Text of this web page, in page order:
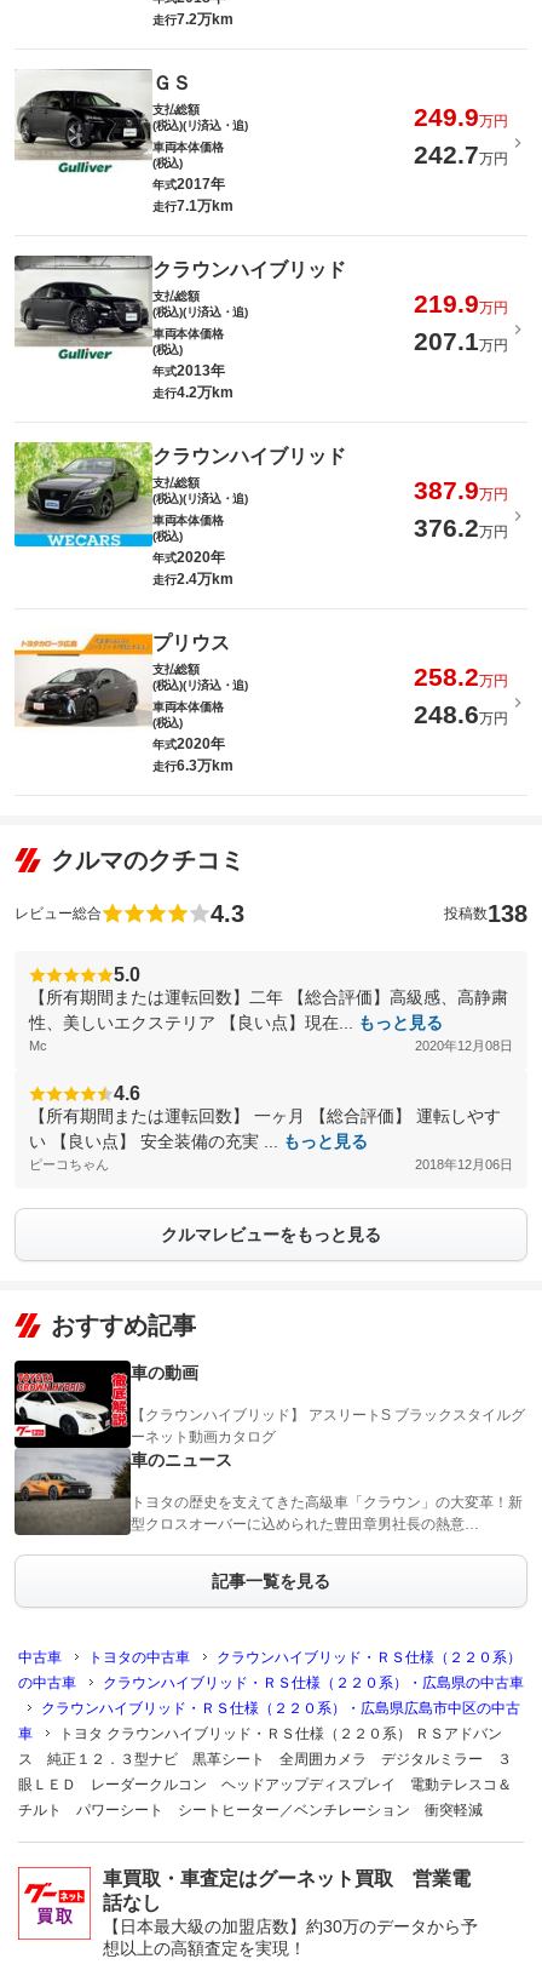
走行7.2万km
ＧＳ
支払総額
(税込)(リ済込・追)
249.9万円
車両本体価格
(税込)
242.7万円
年式2017年
走行7.1万km
クラウンハイブリッド
支払総額
(税込)(リ済込・追)
219.9万円
車両本体価格
(税込)
207.1万円
年式2013年
走行4.2万km
クラウンハイブリッド
支払総額
(税込)(リ済込・追)
387.9万円
車両本体価格
(税込)
376.2万円
年式2020年
走行2.4万km
プリウス
支払総額
(税込)(リ済込・追)
258.2万円
車両本体価格
(税込)
248.6万円
年式2020年
走行6.3万km
クルマのクチコミ
レビュー総合 4.3 投稿数138
5.0
【所有期間または運転回数】二年 【総合評価】高級感、高静粛
性、美しいエクステリア 【良い点】現在...
もっと見る
Mc 2020年12月08日
4.6
【所有期間または運転回数】 一ヶ月 【総合評価】 運転しやす
い 【良い点】 安全装備の充実 ...
もっと見る
ピーコちゃん 2018年12月06日
クルマレビューをもっと見る
おすすめ記事
車の動画
【クラウンハイブリッド】 アスリートS ブラックスタイルグ
ーネット動画カタログ
車のニュース
トヨタの歴史を支えてきた高級車「クラウン」の大変革！新
型クロスオーバーに込められた豊田章男社長の熱意…
記事一覧を見る
中古車 トヨタの中古車
クラウンハイブリッド・ＲＳ仕様（２２０系）
の中古車
クラウンハイブリッド・ＲＳ仕様（２２０系）・広島県の中古車
クラウンハイブリッド・ＲＳ仕様（２２０系）・広島県広島市中区の中古
車
トヨタ クラウンハイブリッド・ＲＳ仕様（２２０系） ＲＳアドバン
ス 純正１２．３型ナビ 黒革シート 全周囲カメラ デジタルミラー ３
眼ＬＥＤ レーダークルコン ヘッドアップディスプレイ 電動テレスコ＆
チルト パワーシート シートヒーター／ベンチレーション 衝突軽減
車買取・車査定はグーネット買取 営業電
話なし
【日本最大級の加盟店数】約30万のデータから予
想以上の高額査定を実現！